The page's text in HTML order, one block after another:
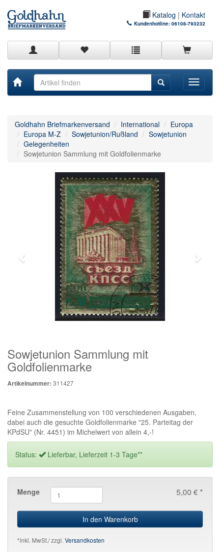
Katalog | Kontakt
Kundenhotline: 06108-793232
Toggle
Goldhahn Briefmarkenversand International
Europa
Europa M-Z
Sowjetunion/Rußland
Sowjetunion
Gelegenheiten
Sowjetunion Sammlung mit Goldfolienmarke
Sowjetunion Sammlung mit
Goldfolienmarke
Artikelnummer: 311427
Feine Zusammenstellung von 100 verschiedenen Ausgaben,
dabei auch die gesuchte Goldfolienmarke "25. Parteitag der
KPdSU" (Nr. 4451) im Michelwert von allein 4,-!
Status: Lieferbar, Lieferzeit 1-3 Tage**
5,00 € *
Menge
In den Warenkorb
*inkl. MwSt./ zzgl.Versandkosten